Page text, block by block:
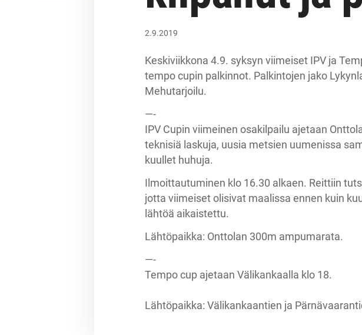
2.9.2019
Keskiviikkona 4.9. syksyn viimeiset IPV ja
tempo cupin palkinnot. Palkintojen jako
Mehutarjoilu.
—-
IPV Cupin viimeinen osakilpailu ajetaan
teknisiä laskuja, uusia metsien uumenissa
kuullet huhuja.
Ilmoittautuminen klo 16.30 alkaen. Reittiin
jotta viimeiset olisivat maalissa ennen kuin
lähtöä aikaistettu.
Lähtöpaikka: Onttolan 300m ampumarata.
—-
Tempo cup ajetaan Välikankaalla klo 18.
Lähtöpaikka: Välikankaantien ja